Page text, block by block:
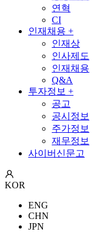
연혁
CI
인재채용 +
인재상
인사제도
인재채용
Q&A
투자정보 +
공고
공시정보
주가정보
재무정보
사이버신문고
KOR
ENG
CHN
JPN